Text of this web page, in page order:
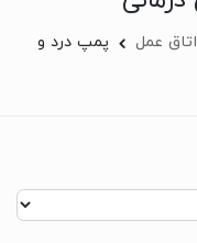
عمل
پمپ درد و